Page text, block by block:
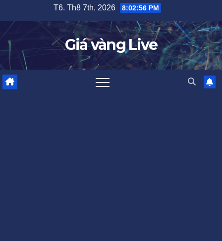
content
T6. Th8 7th, 2026 8:02:57 PM
Giá vàng Live